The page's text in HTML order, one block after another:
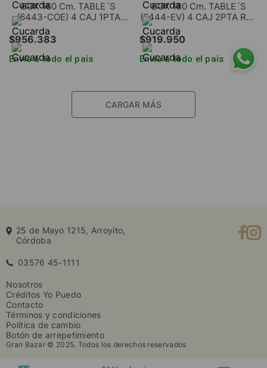
BOX 160 Cm. TABLE´S
(6443-COE) 4 CAJ 1PTA
REV OLMO F./EVEREST
$956.383
Envío a todo el país
BOX 180 Cm. TABLE´S
(6444-EV) 4 CAJ 2PTA REV
EVEREST
$919.950
Envío a todo el país
25 de Mayo 1215, Arroyito,
Córdoba
03576 45-1111
Nosotros
Créditos Yo Puedo
Contacto
Términos y condiciones
Política de cambio
Botón de arrepetimiento
Gran Bazar © 2025. Todos los derechos reservados